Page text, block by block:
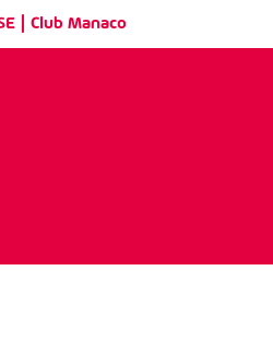
| Club Manaco